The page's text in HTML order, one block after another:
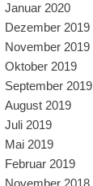
Januar 2020
Dezember 2019
November 2019
Oktober 2019
September 2019
August 2019
Juli 2019
Mai 2019
Februar 2019
November 2018